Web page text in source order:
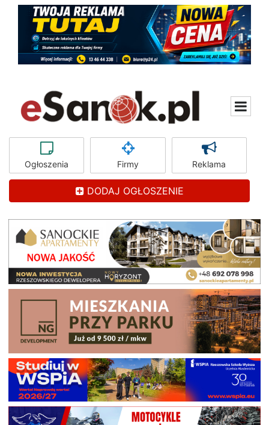
Ogłoszenia Firmy Reklama
DODAJ OGŁOSZENIE